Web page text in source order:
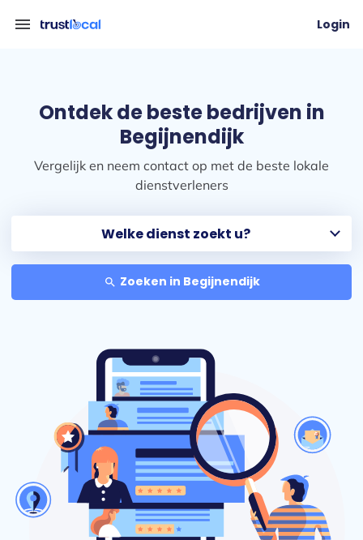
menu Login
Ontdek de beste bedrijven in
Begijnendijk
Vergelijk en neem contact op met de beste lokale
dienstverleners
search Zoeken in Begijnendijk